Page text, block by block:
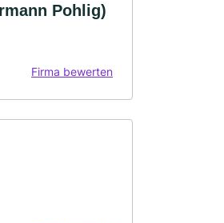
Pohlig)
Firma bewerten